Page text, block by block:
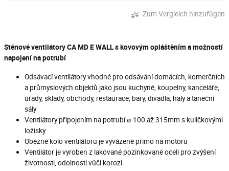
Zum Vergleich hinzufügen
Stěnové ventilátory CA MD E WALL s kovovým opláštěním a možností
napojení na potrubí
Odsávací ventilátory vhodné pro odsávání domácích, komerčních
a průmyslových objektů jako jsou kuchyně, koupelny, kanceláře,
úřady, sklady, obchody, restaurace, bary, divadla, haly a taneční
sály
Ventilátory připojením na potrubí ø 100 až 315mm s kuličkovými
ložisky
Oběžné kolo ventilátoru je vyvážené přímo na motoru
Ventilátor je vyroben z lakované pozinkované oceli pro zvýšení
životnosti, odolnosti vůči korozi